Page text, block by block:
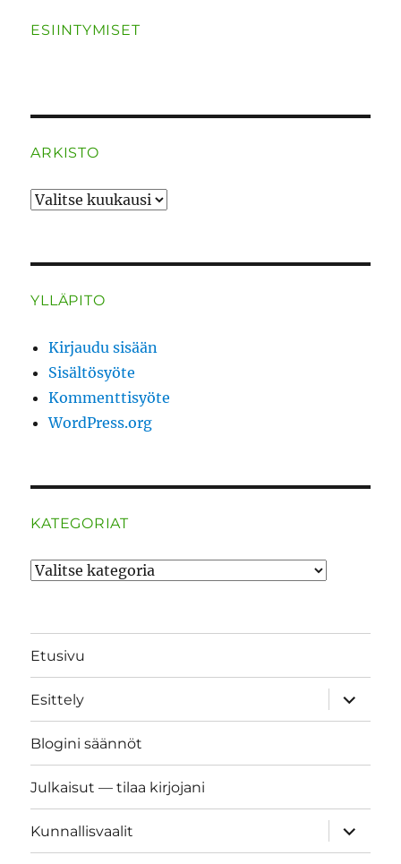
ESIINTYMISET
ARKISTO
ARKISTO
YLLÄPITO
Kirjaudu sisään
Sisältösyöte
Kommenttisyöte
WordPress.org
KATEGORIAT
Kategoriat
Etusivu
Esittely
näytä
Blogini säännöt
Julkaisut — tilaa kirjojani
Kunnallisvaalit
näytä